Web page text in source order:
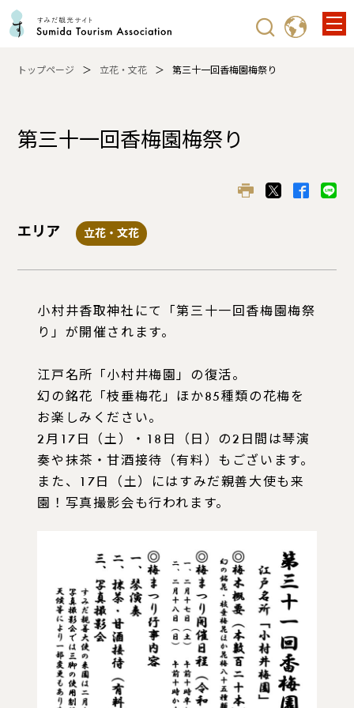
トップページ 立花・文花 第三十一回香梅園梅祭り
第三十一回香梅園梅祭り
エリア 立花・文花
小村井香取神社にて「第三十一回香梅園梅祭
り」が開催されます。
江戸名所「小村井梅園」の復活。
幻の銘花「枝垂梅花」ほか85種類の花梅を
お楽しみください。
2月17日（土）・18日（日）の2日間は琴演
奏や抹茶・甘酒接待（有料）もございます。
また、17日（土）にはすみだ親善大使も来
園！写真撮影会も行われます。